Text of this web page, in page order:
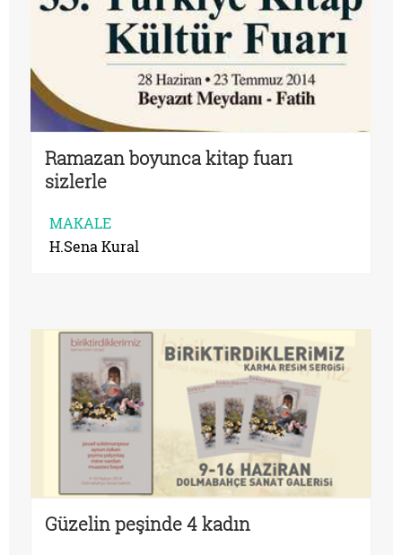
Ramazan boyunca kitap fuarı
sizlerle
MAKALE
H.Sena Kural
Güzelin peşinde 4 kadın